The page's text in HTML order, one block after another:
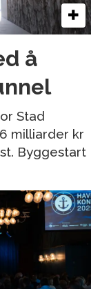
å
Stad
milliarder kr
Byggestart